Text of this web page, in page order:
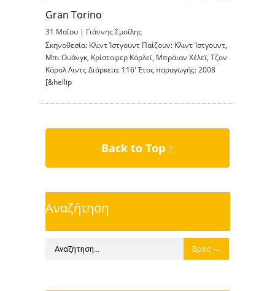
Gran Torino
31 Μαΐου | Γιάννης Σμοΐλης
Σκηνοθεσία: Κλιντ Ίστγουντ Παίζουν: Κλιντ Ίστγουντ,
Μπι Ουάνγκ, Κρίστοφερ Κάρλεϊ, Μπράιαν Χέλεϊ, Τζον
Κάρολ Λιντς Διάρκεια: 116′ Έτος παραγωγής: 2008
[&hellip
Back to Top ↑
Αναζήτηση